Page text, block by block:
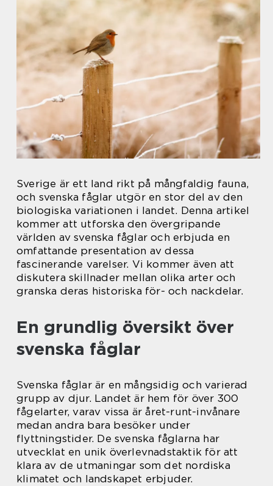
Sverige är ett land rikt på mångfaldig fauna,
och svenska fåglar utgör en stor del av den
biologiska variationen i landet. Denna artikel
kommer att utforska den övergripande
världen av svenska fåglar och erbjuda en
omfattande presentation av dessa
fascinerande varelser. Vi kommer även att
diskutera skillnader mellan olika arter och
granska deras historiska för- och nackdelar.
En grundlig översikt över
svenska fåglar
Svenska fåglar är en mångsidig och varierad
grupp av djur. Landet är hem för över 300
fågelarter, varav vissa är året-runt-invånare
medan andra bara besöker under
flyttningstider. De svenska fåglarna har
utvecklat en unik överlevnadstaktik för att
klara av de utmaningar som det nordiska
klimatet och landskapet erbjuder.